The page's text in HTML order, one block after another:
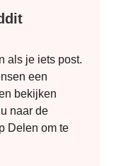
als je iets post.
een
bekijken
naar de
Delen om te